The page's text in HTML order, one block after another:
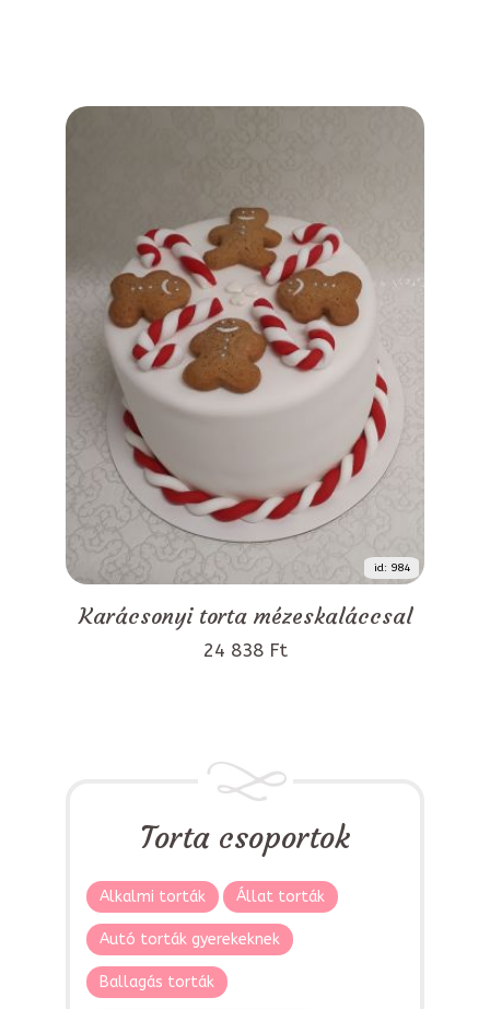
id: 984
Karácsonyi torta mézeskaláccsal
24 838 Ft
Torta csoportok
Alkalmi torták Állat torták
Autó torták gyerekeknek
Ballagás torták